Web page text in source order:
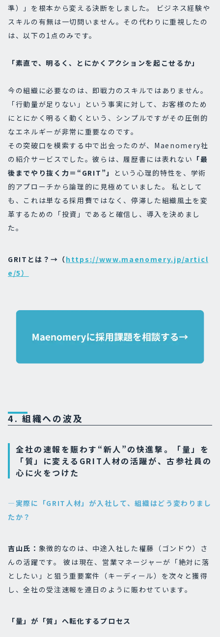
準）」を根本から変える決断をしました。 ビジネス経験や
スキルの有無は一切問いません。その代わりに重視したの
は、以下の1点のみです。
「素直で、明るく、とにかくアクションを起こせるか」
今の組織に必要なのは、即戦力のスキルではありません。
「行動量が足りない」という事実に対して、お客様のため
にとにかく明るく動くという、シンプルですがその圧倒的
なエネルギーが非常に重要なのです。
その突破口を模索する中で出会ったのが、Maenomery社
の紹介サービスでした。彼らは、履歴書には表れない 「最
後までやり抜く力＝“GRIT”」
という心理的特性を、学術
的アプローチから論理的に見極めていました。 私として
も、これは単なる採用費ではなく、停滞した組織風土を変
革するための「投資」であると確信し、導入を決めまし
た。
GRITとは？→（https://www.maenomery.jp/articl
e/5）
4. 組織への波及
全社の速報を賑わす“新人”の快進撃。「量」を
「質」に変えるGRIT人材の活躍が、古参社員の
心に火をつけた
―実際に「GRIT人材」が入社して、組織はどう変わりまし
たか？
吉山氏： 象徴的なのは、中途入社した權藤（ゴンドウ）さ
んの活躍です。 彼は現在、営業マネージャーが「絶対に落
としたい」と狙う重要案件（キーディール）を次々と獲得
し、全社の受注速報を連日のように賑わせています。
「量」が「質」へ転化するプロセス